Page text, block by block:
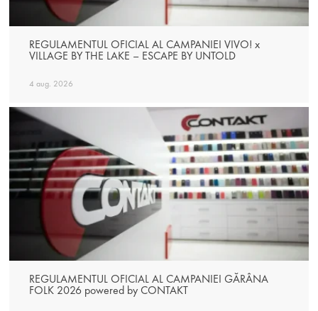
REGULAMENTUL OFICIAL AL CAMPANIEI VIVO! x
VILLAGE BY THE LAKE – ESCAPE BY UNTOLD
4 aug. 2026
REGULAMENTUL OFICIAL AL CAMPANIEI GĂRÂNA
FOLK 2026 powered by CONTAKT